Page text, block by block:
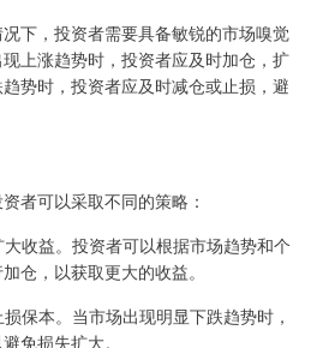
下，投资者需要具备敏锐的市场嗅觉
上涨趋势时，投资者应及时加仓，扩
势时，投资者应及时减仓或止损，避
者可以采取不同的策略：
收益。投资者可以根据市场趋势和个
仓，以获取更大的收益。
保本。当市场出现明显下跌趋势时，
免损失扩大。